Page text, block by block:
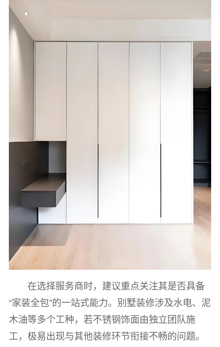
在选择服务商时，建议重点关注其是否具备
“家装全包”的一站式能力。别墅装修涉及水电、泥
木油等多个工种，若不锈钢饰面由独立团队施
工，极易出现与其他装修环节衔接不畅的问题。